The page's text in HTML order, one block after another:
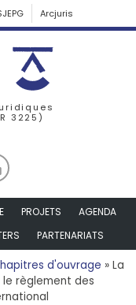
Arcjuris
3225)
PROJETS
AGENDA
PARTENARIATS
d'ouvrage » La
le règlement des